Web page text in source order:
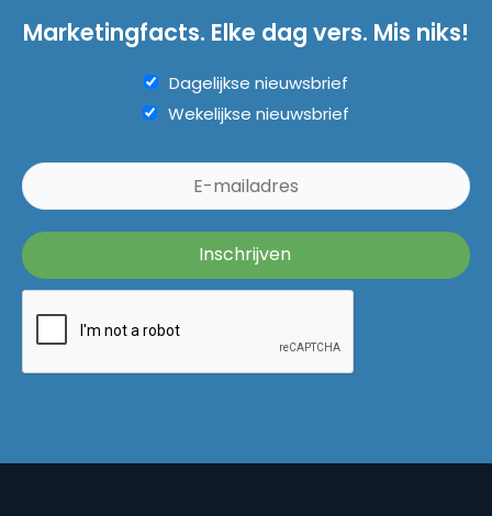
Marketingfacts. Elke dag vers. Mis niks!
Dagelijkse nieuwsbrief
Wekelijkse nieuwsbrief